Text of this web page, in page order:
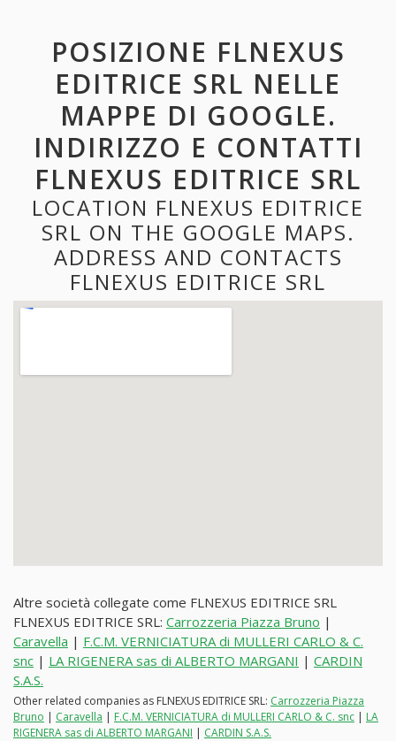
POSIZIONE FLNEXUS
EDITRICE SRL NELLE
MAPPE DI GOOGLE.
INDIRIZZO E CONTATTI
FLNEXUS EDITRICE SRL
LOCATION FLNEXUS EDITRICE
SRL ON THE GOOGLE MAPS.
ADDRESS AND CONTACTS
FLNEXUS EDITRICE SRL
Altre società collegate come FLNEXUS EDITRICE SRL
FLNEXUS EDITRICE SRL: Carrozzeria Piazza Bruno |
Caravella | F.C.M. VERNICIATURA di MULLERI CARLO & C.
snc | LA RIGENERA sas di ALBERTO MARGANI | CARDIN
S.A.S.
Other related companies as FLNEXUS EDITRICE SRL: Carrozzeria Piazza
Bruno | Caravella | F.C.M. VERNICIATURA di MULLERI CARLO & C. snc | LA
RIGENERA sas di ALBERTO MARGANI | CARDIN S.A.S.